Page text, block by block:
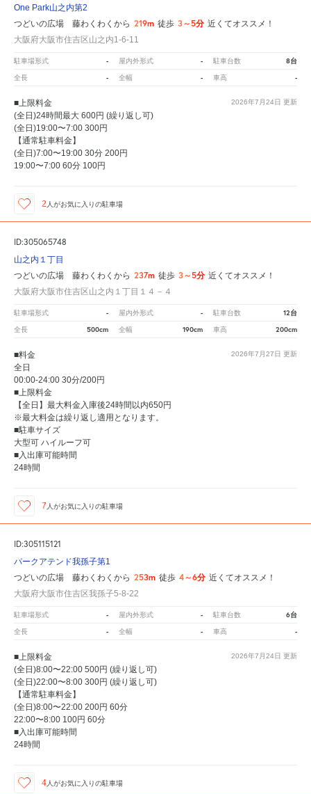
One Park山之内第2
つどいの広場 藤わくわくから 219m 徒歩 3～5分 近くてオススメ！
大阪府大阪市住吉区山之内1-6-11
駐車場形式 - 屋内外形式 - 駐車台数 8台
全長 - 全幅 - 車高 -
2026年7月24日 更新
■上限料金
(全日)24時間最大 600円 (繰り返し可)
(全日)19:00〜7:00 300円
【通常駐車料金】
(全日)7:00〜19:00 30分 200円
19:00〜7:00 60分 100円
2 人がお気に入りの駐車場
ID:305065748
山之内１丁目
つどいの広場 藤わくわくから 237m 徒歩 3～5分 近くてオススメ！
大阪府大阪市住吉区山之内１丁目１４－４
駐車場形式 - 屋内外形式 - 駐車台数 12台
全長 500cm 全幅 190cm 車高 200cm
2026年7月27日 更新
■料金
全日
00:00-24:00 30分/200円
■上限料金
【全日】最大料金入庫後24時間以内650円
※最大料金は繰り返し適用となります。
■駐車サイズ
大型可 ハイルーフ可
■入出庫可能時間
24時間
7 人がお気に入りの駐車場
ID:305115121
パークアテンド我孫子第1
つどいの広場 藤わくわくから 253m 徒歩 4～6分 近くてオススメ！
大阪府大阪市住吉区我孫子5-8-22
駐車場形式 - 屋内外形式 - 駐車台数 6台
全長 - 全幅 - 車高 -
2026年7月24日 更新
■上限料金
(全日)8:00〜22:00 500円 (繰り返し可)
(全日)22:00〜8:00 300円 (繰り返し可)
【通常駐車料金】
(全日)8:00〜22:00 200円 60分
22:00〜8:00 100円 60分
■入出庫可能時間
24時間
4 人がお気に入りの駐車場